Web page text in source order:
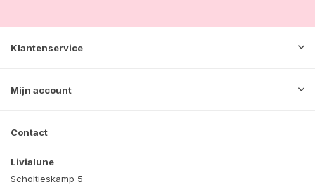
Klantenservice
Mijn account
Contact
Livialune
Scholtieskamp 5